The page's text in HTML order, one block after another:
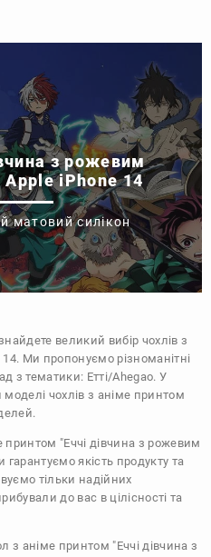
з рожевим
iPhone 14
матовий силікон
великий вибір чохлів з
Ми пропонуємо різноманітні
з тематики: Етті/Ahegao. У
чохлів з аніме принтом
"Еччі дівчина з рожевим
якість продукту та
тільки надійних
до вас в цілісності та
з аніме принтом "Еччі дівчина з